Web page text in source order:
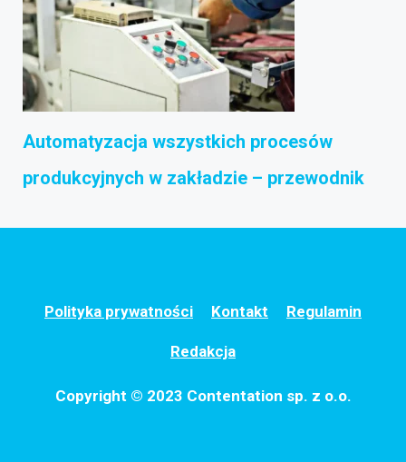
Automatyzacja wszystkich procesów
produkcyjnych w zakładzie – przewodnik
Polityka prywatności Kontakt Regulamin
Redakcja
Copyright © 2023 Contentation sp. z o.o.